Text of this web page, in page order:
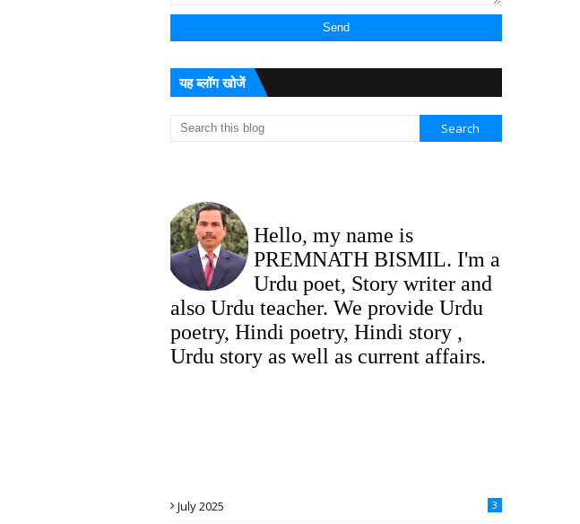
यह ब्लॉग खोजें
Hello, my name is
PREMNATH BISMIL. I'm a
Urdu poet, Story writer and
also Urdu teacher. We provide Urdu
poetry, Hindi poetry, Hindi story ,
Urdu story as well as current affairs.
July 2025 3